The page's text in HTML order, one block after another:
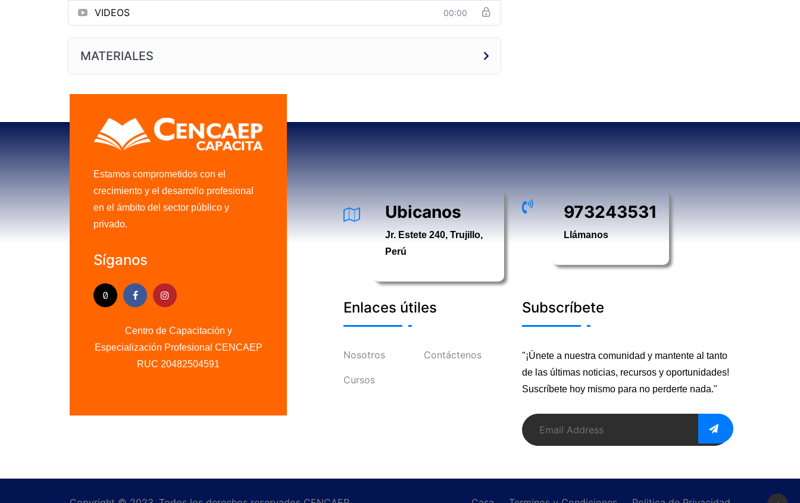
VIDEOS 00:00
MATERIALES
Estamos comprometidos con el
crecimiento y el desarrollo profesional
en el ámbito del sector público y
privado.
Síganos
Centro de Capacitación y
Especialización Profesional CENCAEP
RUC 20482504591
.........
Ubicanos
Jr. Estete 240, Trujillo,
Perú
973243531
Llámanos
Enlaces útiles
Nosotros
Cursos
Contáctenos
Subscríbete
"¡Únete a nuestra comunidad y mantente al tanto
de las últimas noticias, recursos y oportunidades!
Suscríbete hoy mismo para no perderte nada."